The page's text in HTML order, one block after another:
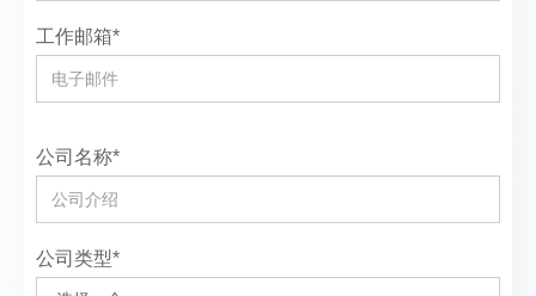
工作邮箱*
公司名称*
公司类型*